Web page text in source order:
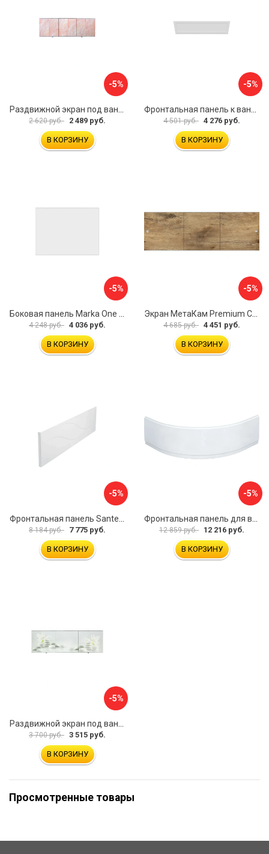
-5%
2 620 руб. 2 489 руб.
В КОРЗИНУ
-5%
4 501 руб. 4 276 руб.
В КОРЗИНУ
-5%
Боковая панель Marka One Flat 80 MG L 02бфл80мгл
4 248 руб. 4 036 руб.
В КОРЗИНУ
-5%
Экран МетаКам Premium Collection 4650208860133
4 685 руб. 4 451 руб.
В КОРЗИНУ
-5%
8 184 руб. 7 775 руб.
В КОРЗИНУ
-5%
12 859 руб. 12 216 руб.
В КОРЗИНУ
-5%
3 700 руб. 3 515 руб.
В КОРЗИНУ
Просмотренные товары